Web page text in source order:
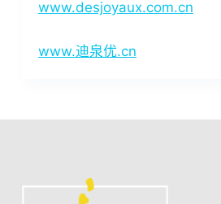
www.desjoyaux.com.cn
www.迪泉优.cn